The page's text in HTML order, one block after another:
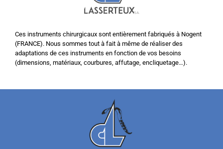
Ces instruments chirurgicaux sont entièrement fabriqués à Nogent
(FRANCE). Nous sommes tout à fait à même de réaliser des
adaptations de ces instruments en fonction de vos besoins
(dimensions, matériaux, courbures, affutage, encliquetage…).